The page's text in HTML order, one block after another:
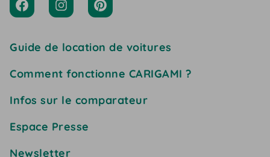
Guide de location de voitures
Comment fonctionne CARIGAMI ?
Infos sur le comparateur
Espace Presse
Newsletter